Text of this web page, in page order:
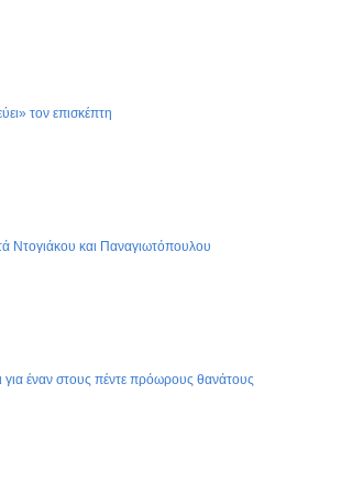
τον επισκέπτη
Ντογιάκου και Παναγιωτόπουλου
για έναν στους πέντε πρόωρους θανάτους